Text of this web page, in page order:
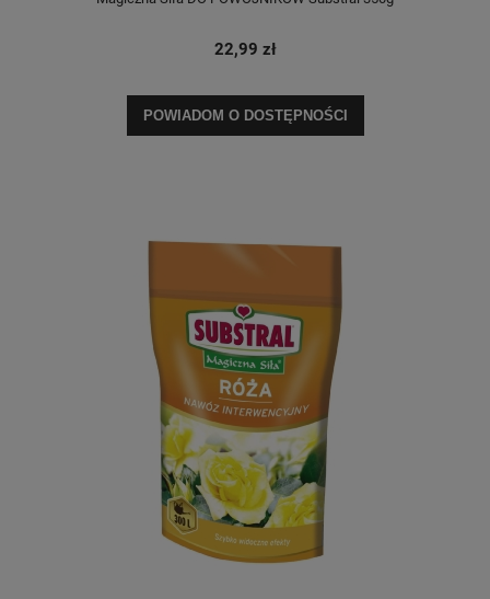
22,99 zł
POWIADOM O DOSTĘPNOŚCI